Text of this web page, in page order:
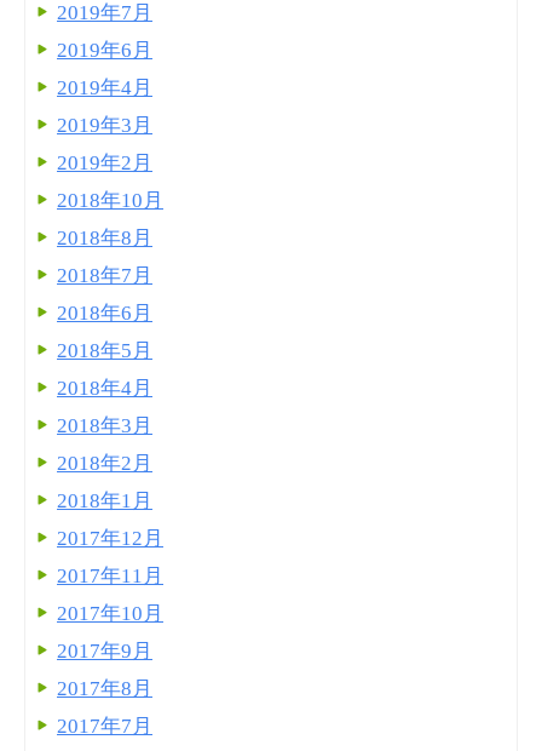
2019年7月
2019年6月
2019年4月
2019年3月
2019年2月
2018年10月
2018年8月
2018年7月
2018年6月
2018年5月
2018年4月
2018年3月
2018年2月
2018年1月
2017年12月
2017年11月
2017年10月
2017年9月
2017年8月
2017年7月